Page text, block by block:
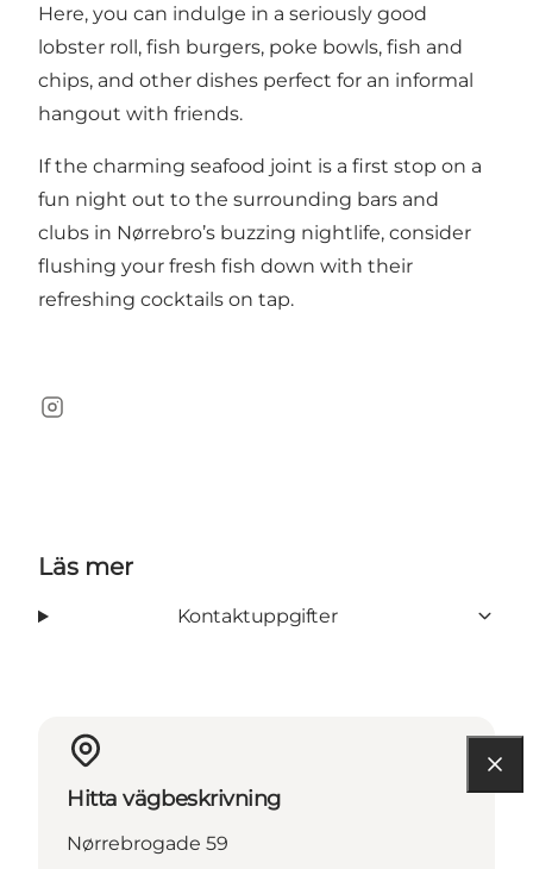
Here, you can indulge in a seriously good
lobster roll, fish burgers, poke bowls, fish and
chips, and other dishes perfect for an informal
hangout with friends.
If the charming seafood joint is a first stop on a
fun night out to the surrounding bars and
clubs in Nørrebro’s buzzing nightlife, consider
flushing your fresh fish down with their
refreshing cocktails on tap.
Instagram
Läs mer
Kontaktuppgifter
Hitta vägbeskrivning
Nørrebrogade 59